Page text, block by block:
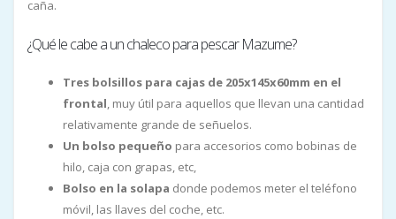
caña.
¿Qué le cabe a un chaleco para pescar Mazume?
Tres bolsillos para cajas de 205x145x60mm en el
frontal, muy útil para aquellos que llevan una cantidad
relativamente grande de señuelos.
Un bolso pequeño para accesorios como bobinas de
hilo, caja con grapas, etc,
Bolso en la solapa donde podemos meter el teléfono
móvil, las llaves del coche, etc.